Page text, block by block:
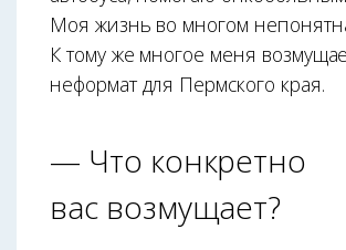
Моя жизнь во многом
К тому же многое меня
неформат для Пермского края.
— Что конкретно
вас возмущает?